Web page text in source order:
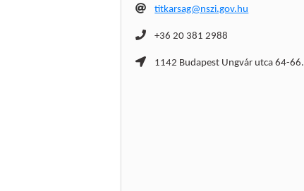
titkarsag@nszi.gov.hu
+36 20 381 2988
1142 Budapest Ungvár utca 64-66.